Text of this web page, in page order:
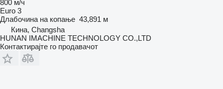
800 м/ч
Euro 3
Длабочина на копање 43,891 м
Кина, Changsha
HUNAN IMACHINE TECHNOLOGY CO.,LTD
Контактирајте го продавачот